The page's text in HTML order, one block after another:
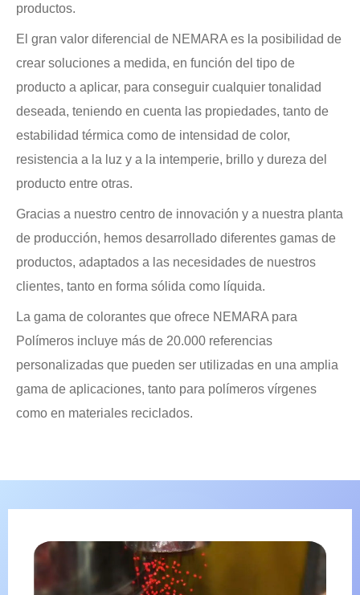
productos.
El gran valor diferencial de NEMARA es la posibilidad de
crear soluciones a medida, en función del tipo de
producto a aplicar, para conseguir cualquier tonalidad
deseada, teniendo en cuenta las propiedades, tanto de
estabilidad térmica como de intensidad de color,
resistencia a la luz y a la intemperie, brillo y dureza del
producto entre otras.
Gracias a nuestro centro de innovación y a nuestra planta
de producción, hemos desarrollado diferentes gamas de
productos, adaptados a las necesidades de nuestros
clientes, tanto en forma sólida como líquida.
La gama de colorantes que ofrece NEMARA para
Polímeros incluye más de 20.000 referencias
personalizadas que pueden ser utilizadas en una amplia
gama de aplicaciones, tanto para polímeros vírgenes
como en materiales reciclados.